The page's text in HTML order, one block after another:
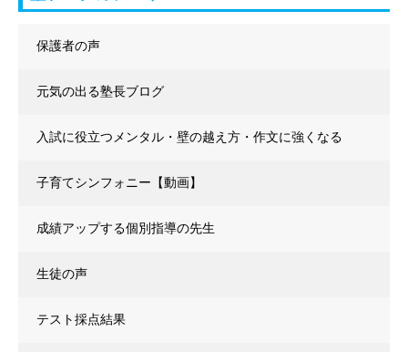
保護者の声
元気の出る塾長ブログ
入試に役立つメンタル・壁の越え方・作文に強くなる
子育てシンフォニー【動画】
成績アップする個別指導の先生
生徒の声
テスト採点結果